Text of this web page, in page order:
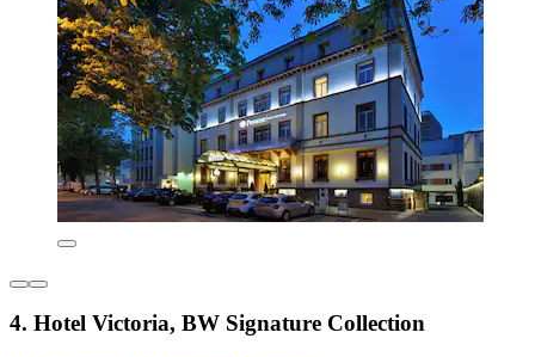
4. Hotel Victoria, BW Signature Collection